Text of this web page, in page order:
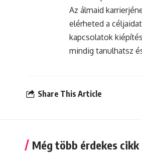
Az álmaid
elérheted a
kapcsolatok
mindig tanulhatsz
Share This Article
Még több érdekes cikk